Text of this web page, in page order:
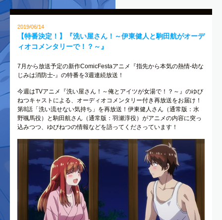
2019/06/14
【特番決定！】『洗い屋さん！～伊東健人と駒田航がオーデ
ィオコメンタリーで！？～』
7月から放送予定の新作ComicFestaアニメ『指先から本気の熱情-幼な
じみは消防士-』の特番を3週連続放送！
今週はTVアニメ『洗い屋さん！～俺とアイツが女湯で！？～』のゆび
ねつキャストによる、オーディオコメンタリー付き再放送をお届け！
第8話「洗い流せない気持ち」を再放送！伊東健人さん（通常版：水
野颯馬役）と駒田航さん（通常版：羽瀬淳役）がアニメの内容に突っ
込みつつ、ゆびねつの情報などを語ってくださっています！